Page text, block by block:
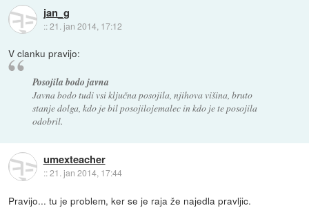
jan_g
::21. jan 2014, 17:12
V clanku pravijo:
Posojila bodo javna
Javna bodo tudi vsi ključna posojila, njihova višina, bruto
stanje dolga, kdo je bil posojilojemalec in kdo je te posojila
odobril.
umexteacher
::21. jan 2014, 17:44
Pravijo... tu je problem, ker se je raja že najedla pravljic.